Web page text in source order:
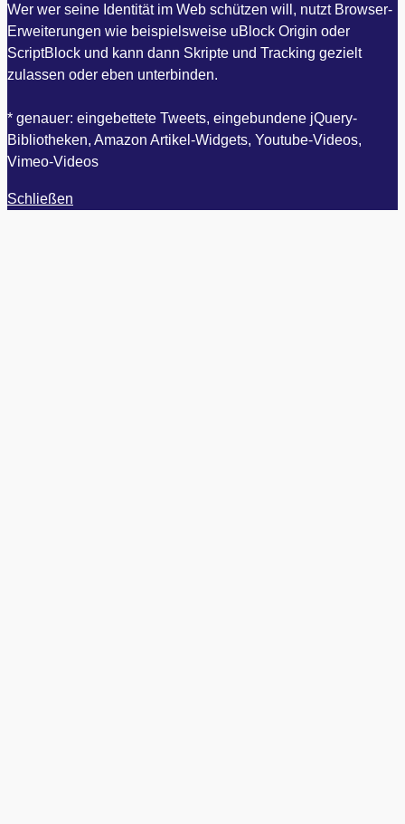
Wer wer seine Identität im Web schützen will, nutzt Browser-
Erweiterungen wie beispielsweise uBlock Origin oder
ScriptBlock und kann dann Skripte und Tracking gezielt
zulassen oder eben unterbinden.
* genauer: eingebettete Tweets, eingebundene jQuery-
Bibliotheken, Amazon Artikel-Widgets, Youtube-Videos,
Vimeo-Videos
Schließen